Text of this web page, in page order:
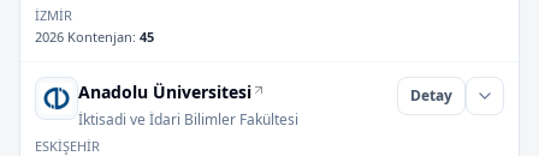
İZMİR
2026 Kontenjan: 45
Anadolu Üniversitesi
İktisadi ve İdari Bilimler Fakültesi
Detay
ESKİŞEHİR